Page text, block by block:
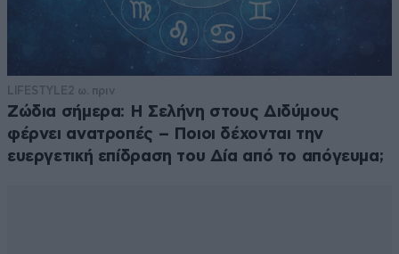
LIFESTYLE 2 ω. πριν
Ζώδια σήμερα: Η Σελήνη στους Διδύμους
φέρνει ανατροπές – Ποιοι δέχονται την
ευεργετική επίδραση του Δία από το απόγευμα;